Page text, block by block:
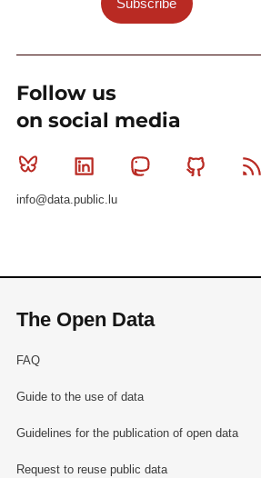
Subscribe
Follow us
on social media
Bluesky Linkedin MastodonGithub
info@data.public.lu
The Open Data
FAQ
Guide to the use of data
Guidelines for the publication of open data
Request to reuse public data